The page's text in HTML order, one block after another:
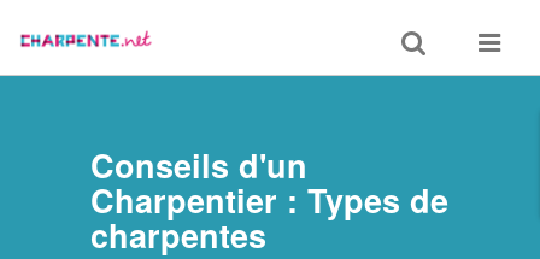
Toggle
search
Toggle
Conseils d'un
Charpentier : Types de
charpentes